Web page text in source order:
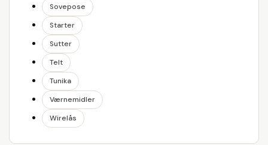
Sovepose
Starter
Sutter
Telt
Tunika
Værnemidler
Wirelås